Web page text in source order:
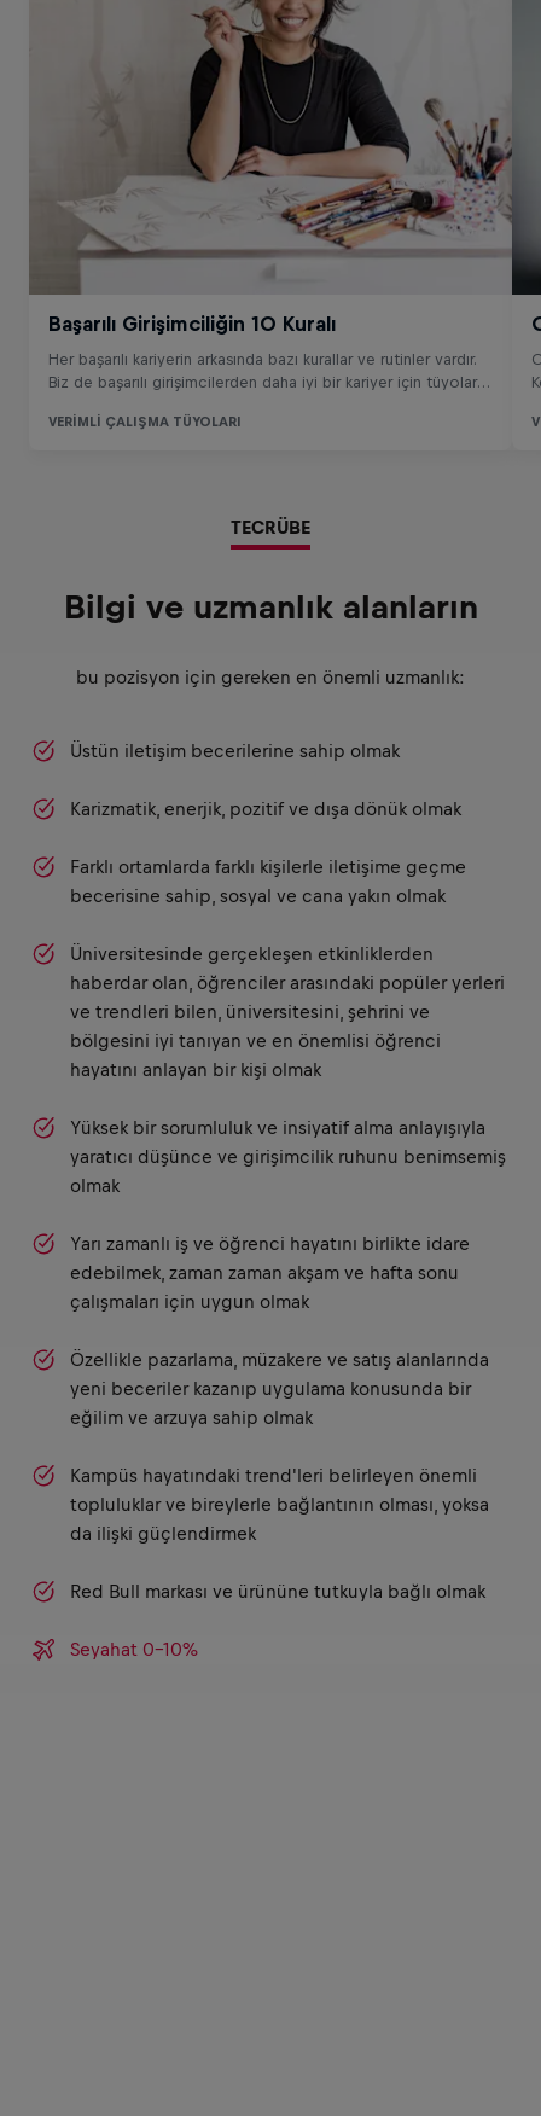
TECRÜBE
Bilgi ve uzmanlık alanların
bu pozisyon için gereken en önemli uzmanlık:
Üstün iletişim becerilerine sahip olmak
Karizmatik, enerjik, pozitif ve dışa dönük olmak
Farklı ortamlarda farklı kişilerle iletişime geçme
becerisine sahip, sosyal ve cana yakın olmak
Üniversitesinde gerçekleşen etkinliklerden
haberdar olan, öğrenciler arasındaki popüler yerleri
ve trendleri bilen, üniversitesini, şehrini ve
bölgesini iyi tanıyan ve en önemlisi öğrenci
hayatını anlayan bir kişi olmak
Yüksek bir sorumluluk ve insiyatif alma anlayışıyla
yaratıcı düşünce ve girişimcilik ruhunu benimsemiş
olmak
Yarı zamanlı iş ve öğrenci hayatını birlikte idare
edebilmek, zaman zaman akşam ve hafta sonu
çalışmaları için uygun olmak
Özellikle pazarlama, müzakere ve satış alanlarında
yeni beceriler kazanıp uygulama konusunda bir
eğilim ve arzuya sahip olmak
Kampüs hayatındaki trend'leri belirleyen önemli
topluluklar ve bireylerle bağlantının olması, yoksa
da ilişki güçlendirmek
Red Bull markası ve ürününe tutkuyla bağlı olmak
Seyahat 0-10%